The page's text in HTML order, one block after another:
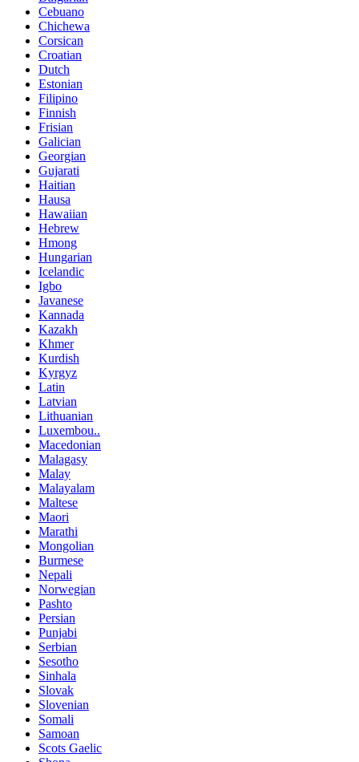
Cebuano
Chichewa
Corsican
Croatian
Dutch
Estonian
Filipino
Finnish
Frisian
Galician
Georgian
Gujarati
Haitian
Hausa
Hawaiian
Hebrew
Hmong
Hungarian
Icelandic
Igbo
Javanese
Kannada
Kazakh
Khmer
Kurdish
Kyrgyz
Latin
Latvian
Lithuanian
Luxembou..
Macedonian
Malagasy
Malay
Malayalam
Maltese
Maori
Marathi
Mongolian
Burmese
Nepali
Norwegian
Pashto
Persian
Punjabi
Serbian
Sesotho
Sinhala
Slovak
Slovenian
Somali
Samoan
Scots Gaelic